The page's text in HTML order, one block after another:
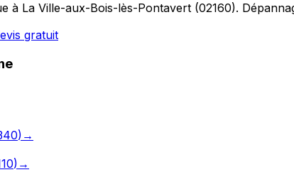
à La Ville-aux-Bois-lès-Pontavert (02160).
gratuit
) →
) →